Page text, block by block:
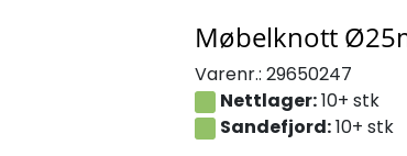
Møbelknott
Varenr.: 29650247
Nettlager:10+ stk
Sandefjord:10+ stk